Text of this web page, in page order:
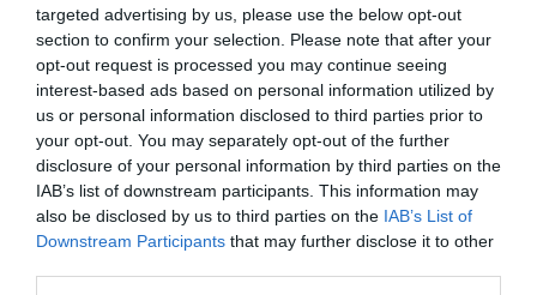
targeted advertising by us, please use the below opt-out
section to confirm your selection. Please note that after your
opt-out request is processed you may continue seeing
interest-based ads based on personal information utilized by
us or personal information disclosed to third parties prior to
your opt-out. You may separately opt-out of the further
disclosure of your personal information by third parties on the
IAB’s list of downstream participants. This information may
also be disclosed by us to third parties on the IAB’s List of
Downstream Participants that may further disclose it to other
Ακολούθησε το debater.gr στο Google News
και μάθετε πρώτοι όλες τις ειδήσεις
Share Tweet
ΑΛΕΞΗΣ ΤΣΙΠΡΑΣ
ΕΛΑΣ - ΕΛΛΗΝΙΚΗ ΑΡΙΣΤΕΡΗ ΣΥΜΠΑΡΑΤΑΞΗ